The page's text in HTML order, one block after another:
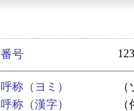
番号
呼称（ヨミ）
呼称（漢字）